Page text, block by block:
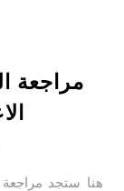
مراجعة
هنا ستجد مراجعة